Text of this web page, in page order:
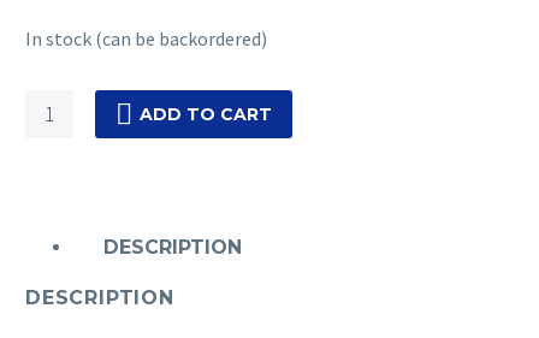
In stock (can be backordered)
MASSA
ADD TO CART
DESCRIPTION
DESCRIPTION